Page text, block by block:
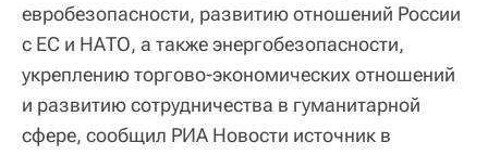
евробезопасности, развитию отношений России
с ЕС и НАТО, а также энергобезопасности,
укреплению торгово-экономических отношений
и развитию сотрудничества в гуманитарной
сфере, сообщил РИА Новости источник в